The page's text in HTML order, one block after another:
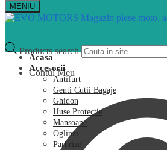
MENIU
Products search
Contul Meu
Acasa
Accesorii
Antifurt
Genti Cutii Bagaje
Ghidon
Huse Protectie
Mansoane
Oglinzi
Parbrize